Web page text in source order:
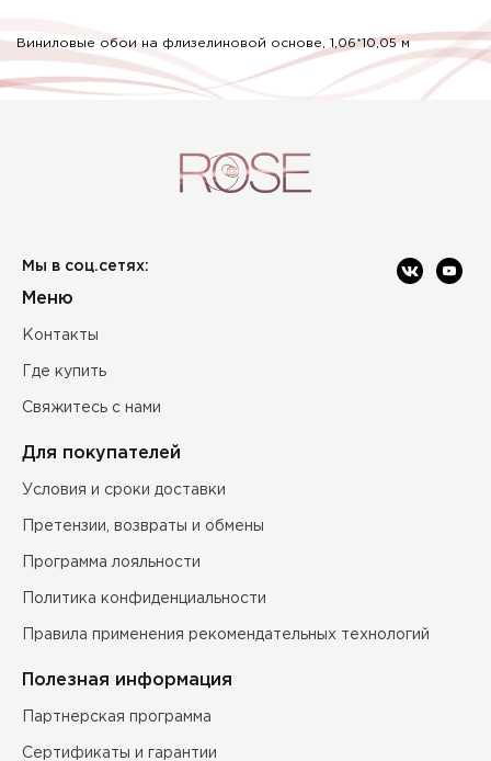
Виниловые обои на флизелиновой основе, 1,06*10,05 м
Мы в соц.сетях:
Меню
Контакты
Где купить
Свяжитесь с нами
Для покупателей
Условия и сроки доставки
Претензии, возвраты и обмены
Программа лояльности
Политика конфиденциальности
Правила применения рекомендательных технологий
Полезная информация
Партнерская программа
Сертификаты и гарантии